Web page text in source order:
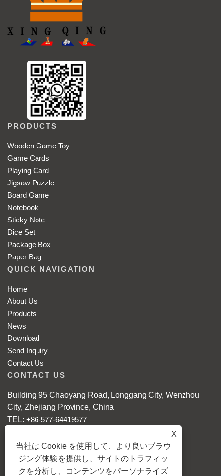
PRODUCTS
Wooden Game Toy
Game Cards
Playing Card
Jigsaw Puzzle
Board Game
Notebook
Sticky Note
Dice Set
Package Box
Paper Bag
QUICK NAVIGATION
Home
About Us
Products
News
Download
Send Inquiry
Contact Us
CONTACT US
Building 95 Chaoyang Road, Longgang City, Wenzhou
City, Zhejiang Province, China
TEL: +86-577-64419577
Mobile: +86-18868086608
WhatsApp:+86-18868086608
X
当社は Cookie を使用して、より良いブラウ
ジング体験を提供し、サイトのトラフィッ
クを分析し、コンテンツをパーソナライズ